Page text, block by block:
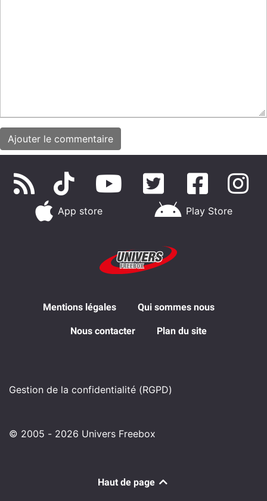
App store Play Store
Mentions légales Qui sommes nous
Nous contacter Plan du site
Gestion de la confidentialité (RGPD)
© 2005 - 2026 Univers Freebox
Haut de page